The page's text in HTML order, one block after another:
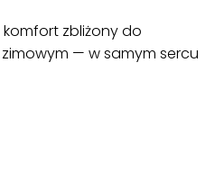
zbliżony do
— w samym sercu